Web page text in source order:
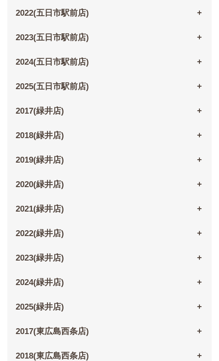
2022(五日市駅前店)
2023(五日市駅前店)
2024(五日市駅前店)
2025(五日市駅前店)
2017(緑井店)
2018(緑井店)
2019(緑井店)
2020(緑井店)
2021(緑井店)
2022(緑井店)
2023(緑井店)
2024(緑井店)
2025(緑井店)
2017(東広島西条店)
2018(東広島西条店)